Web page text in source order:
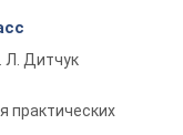
Л. Дитчук
практических